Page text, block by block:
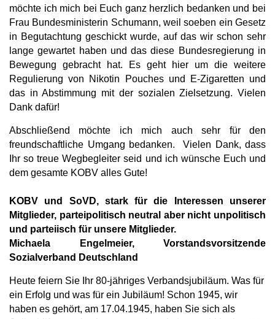
möchte ich mich bei Euch ganz herzlich bedanken und bei
Frau Bundesministerin Schumann, weil soeben ein Gesetz
in Begutachtung geschickt wurde, auf das wir schon sehr
lange gewartet haben und das diese Bundesregierung in
Bewegung gebracht hat. Es geht hier um die weitere
Regulierung von Nikotin Pouches und E-Zigaretten und
das in Abstimmung mit der sozialen Zielsetzung. Vielen
Dank dafür!
Abschließend möchte ich mich auch sehr für den
freundschaftliche Umgang bedanken.
Vielen Dank, dass
Ihr so treue Wegbegleiter seid und ich wünsche Euch und
dem gesamte KOBV alles Gute!
KOBV und SoVD, stark für die Interessen unserer
Mitglieder, parteipolitisch neutral aber nicht unpolitisch
und parteiisch für unsere Mitglieder.
Michaela Engelmeier, Vorstandsvorsitzende
Sozialverband Deutschland
Heute feiern Sie Ihr 80-jähriges Verbandsjubiläum. Was für
ein Erfolg und was für ein Jubiläum! Schon 1945, wir
haben es gehört, am 17.04.1945, haben Sie sich als